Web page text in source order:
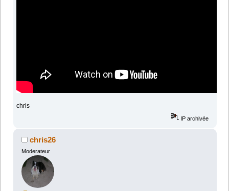
chris
IP archivée
chris26
Moderateur